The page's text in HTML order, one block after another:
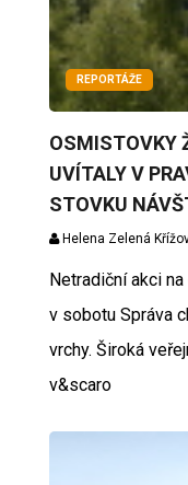
REPORTÁŽE
OSMISTOVKY
UVÍTALY V
STOVKU
Helena Zelená
Netradiční akci
v sobotu Správa
vrchy. Široká
v&scaro